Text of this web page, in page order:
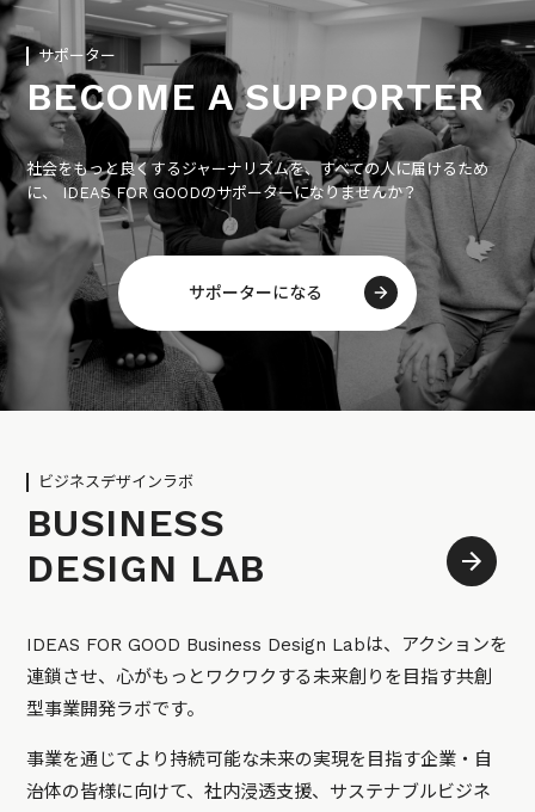
サポーター
BECOME A SUPPORTER
社会をもっと良くするジャーナリズムを、すべての人に届けるため
に、 IDEAS FOR GOODのサポーターになりませんか？
サポーターになる
ビジネスデザインラボ
BUSINESS
DESIGN LAB
IDEAS FOR GOOD Business Design Labは、アクションを
連鎖させ、心がもっとワクワクする未来創りを目指す共創
型事業開発ラボです。
事業を通じてより持続可能な未来の実現を目指す企業・自
治体の皆様に向けて、社内浸透支援、サステナブルビジネ